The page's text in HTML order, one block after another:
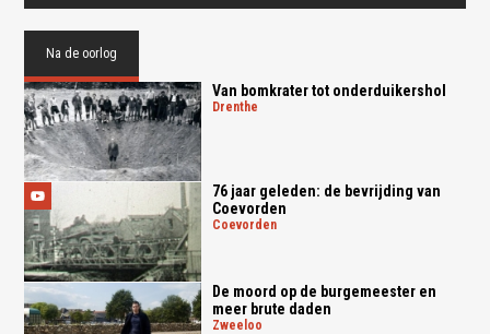
Na de oorlog
Van bomkrater tot onderduikershol
drenthe
76 jaar geleden: de bevrijding van
Coevorden
coevorden
De moord op de burgemeester en
meer brute daden
zweeloo